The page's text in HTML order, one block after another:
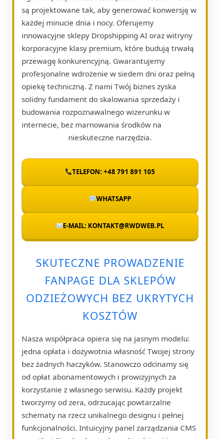
są projektowane tak, aby generować konwersję w
każdej minucie dnia i nocy. Oferujemy
innowacyjne sklepy Dropshipping AI oraz witryny
korporacyjne klasy premium, które budują trwałą
przewagę konkurencyjną. Gwarantujemy
profesjonalne wdrożenie w siedem dni oraz pełną
opiekę techniczną. Z nami Twój biznes zyska
solidny fundament do skalowania sprzedaży i
budowania rozpoznawalnego wizerunku w
internecie, bez marnowania środków na
nieskuteczne narzędzia.
TELEFON: +48 791 891 105
WHATSAPP
E-MAIL: KONTAKT@RWDWEB.PL
SKUTECZNE PROWADZENIE
FANPAGE DLA SKLEPÓW
ODZIEŻOWYCH BEZ UKRYTYCH
KOSZTÓW
Nasza współpraca opiera się na jasnym modelu:
jedna opłata i dożywotnia własność Twojej strony
bez żadnych haczyków. Stanowczo odcinamy się
od opłat abonamentowych i prowizyjnych za
korzystanie z własnego serwisu. Każdy projekt
tworzymy od zera, odrzucając powtarzalne
schematy na rzecz unikalnego designu i pełnej
funkcjonalności. Intuicyjny panel zarządzania CMS